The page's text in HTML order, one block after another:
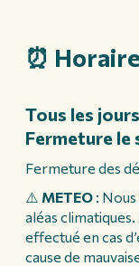
⏰
Tous les
Fermeture le
Fermeture des
⚠️ METEO :
aléas
effectué en cas
cause de